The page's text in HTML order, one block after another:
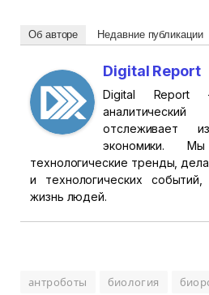
Об авторе Недавние публикации
Digital Report
Digital Report
отслеживает
экономики.
технологические тренды,
и технологических
жизнь людей.
антроботы биология